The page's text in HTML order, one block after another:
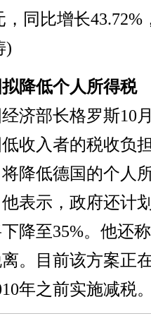
，同比增长
)
降低个人所得税
部长格罗斯10月
收入者的税收负
降低德国的个人
表示，政府还计
降至35%。他还
。目前该方案正
年之前实施减税